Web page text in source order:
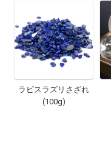
ラピスラズリさざれ
(100g)